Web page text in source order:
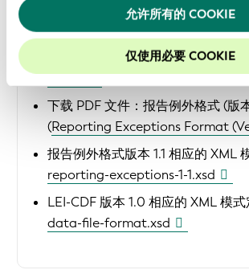
允许所有的 COOKIE
仅使用必要 COOKIE
Common Data File (RR-CDF)
1.1)
)
RR-CDF 版本 1.1 相应的 XML 模式
1-1.xsd
下载 PDF 文件： 报告例外格式 (版
(Reporting Exceptions Format
报告例外格式版本 1.1 相应的 XML
reporting-exceptions-1-1.xsd
LEI-CDF 版本 1.0 相应的 XML 模式
data-file-format.xsd